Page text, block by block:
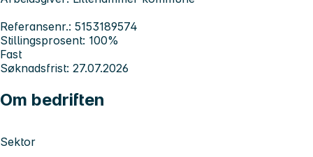
Referansenr.: 5153189574
Stillingsprosent: 100%
Fast
Søknadsfrist: 27.07.2026
Om bedriften
Sektor